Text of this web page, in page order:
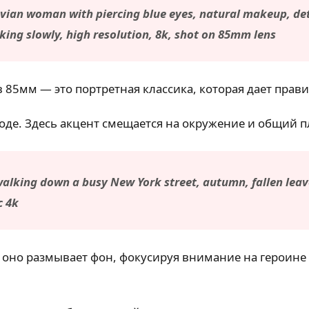
woman with piercing blue eyes, natural makeup,
slowly, high resolution, 8k, shot on 85mm lens
— это портретная классика, которая дает
Здесь акцент смещается на окружение и общий
down a busy New York street, autumn, fallen
4k
размывает фон, фокусируя внимание на